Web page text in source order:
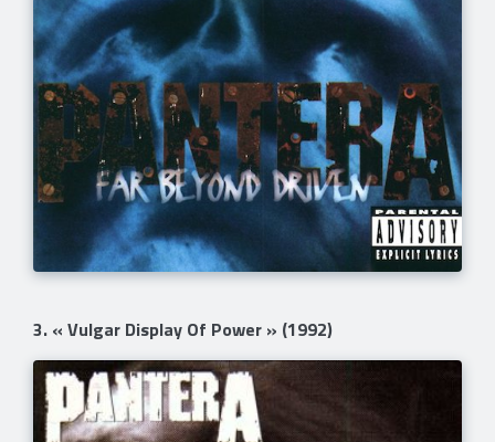
3. « Vulgar Display Of Power » (1992)